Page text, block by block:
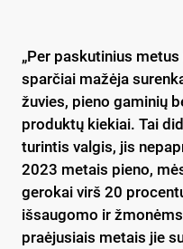
„Per paskutinius
sparčiai mažėja
žuvies, pieno gaminių
produktų kiekiai. Tai
turintis valgis, jis
2023 metais pieno,
gerokai virš 20
išsaugomo ir
praėjusiais metais jie